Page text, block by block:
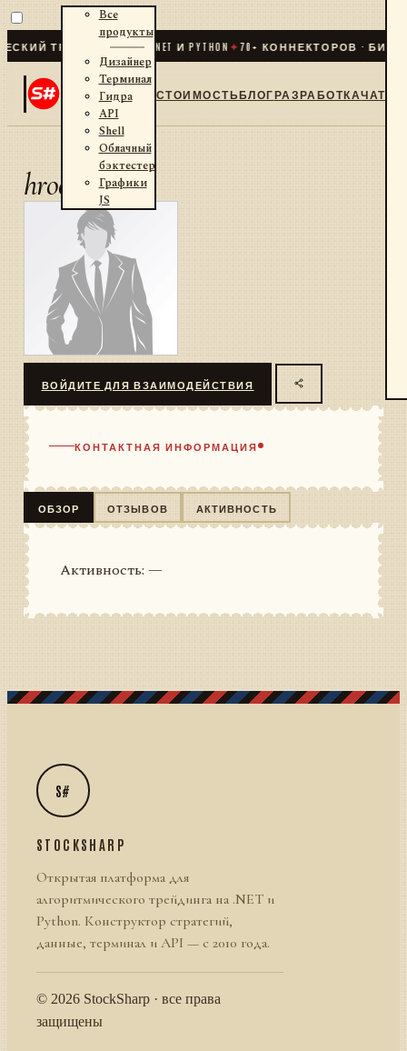
ТРЕЙДИНГ ДЛЯ .NET И PYTHON✦70+ КОННЕКТОРОВ ·
Все
продукты
Дизайнер
Терминал
Гидра
API
Shell
Облачный
бэктестер
Графики
JS
СТОИМОСТЬБЛОГРАЗРАБОТКАЧАТ
hroost
ВОЙДИТЕ ДЛЯ ВЗАИМОДЕЙСТВИЯ
КОНТАКТНАЯ ИНФОРМАЦИЯ
ОБЗОР ОТЗЫВОВ АКТИВНОСТЬ
Активность: —
S#
STOCKSHARP
Открытая платформа для
алгоритмического трейдинга на .NET и
Python. Конструктор стратегий,
данные, терминал и API — с 2010 года.
© 2026 StockSharp · все права
защищены